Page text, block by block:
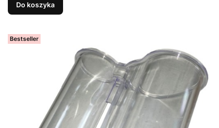
Do koszyka
Bestseller